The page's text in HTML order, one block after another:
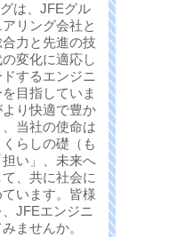
は、JFEグル
リング会社と
力と先進の技
変化に適応し
するエンジニ
目指していま
り快適で豊か
当社の使命は
らしの礎（も
い」、未来へ
て、共に社会に
います。皆様
JFEエンジニ
ませんか。